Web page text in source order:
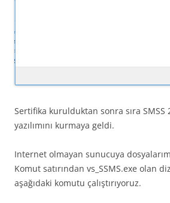
Sertifika kurulduktan sonra sıra SMSS
yazılımını kurmaya geldi.
Internet olmayan sunucuya
Komut satırından vs_SSMS.exe olan
aşağıdaki komutu çalıştırıyoruz.